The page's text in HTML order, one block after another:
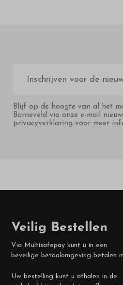
mailadres
Blijf op de hoogte van al het
Barneveld via onze e-mail
privacyverklaring voor meer
Veilig Bestellen
Via Multisafepay kunt u in een
beveilige betaalomgeving betalen
Uw bestelling kunt u afhalen in de